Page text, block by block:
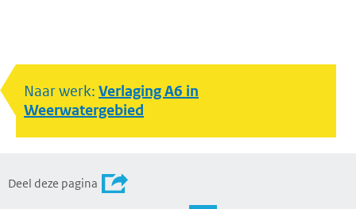
Naar werk: Verlaging A6 in
Weerwatergebied
Deel deze pagina